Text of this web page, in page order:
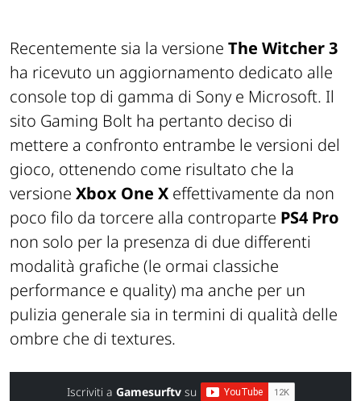
Recentemente sia la versione The Witcher 3
ha ricevuto un aggiornamento dedicato alle
console top di gamma di Sony e Microsoft. Il
sito Gaming Bolt ha pertanto deciso di
mettere a confronto entrambe le versioni del
gioco, ottenendo come risultato che la
versione Xbox One X effettivamente da non
poco filo da torcere alla controparte PS4 Pro
non solo per la presenza di due differenti
modalità grafiche (le ormai classiche
performance e quality) ma anche per un
pulizia generale sia in termini di qualità delle
ombre che di textures.
Iscriviti a Gamesurftvsu